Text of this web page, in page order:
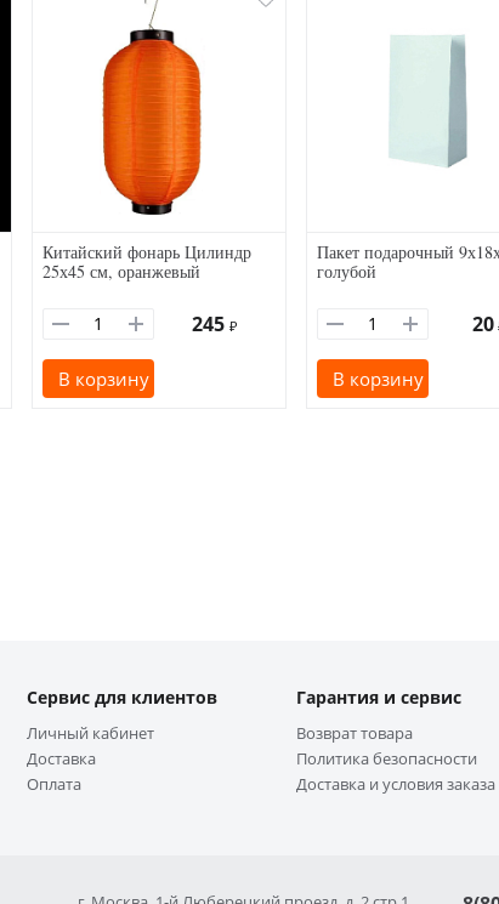
Китайский фонарь Цилиндр
25х45 см, оранжевый
245 ₽
В корзину
Пакет подарочный
голубой
20
В корзину
Сервис для клиентов
Личный кабинет
Доставка
Оплата
Гарантия и сервис
Возврат товара
Политика безопасности
Доставка и условия заказа